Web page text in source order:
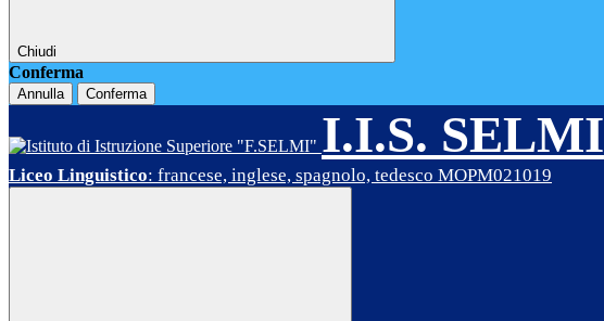
Chiudi
Conferma
Annulla Conferma
I.I.S. SELMI
Liceo Linguistico: francese, inglese, spagnolo, tedesco MOPM021019